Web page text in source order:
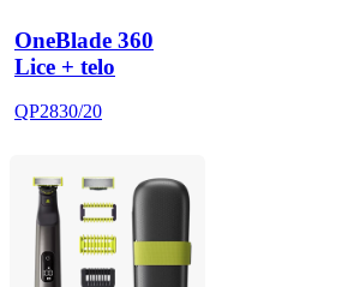
OneBlade 360
Lice + telo
QP2830/20